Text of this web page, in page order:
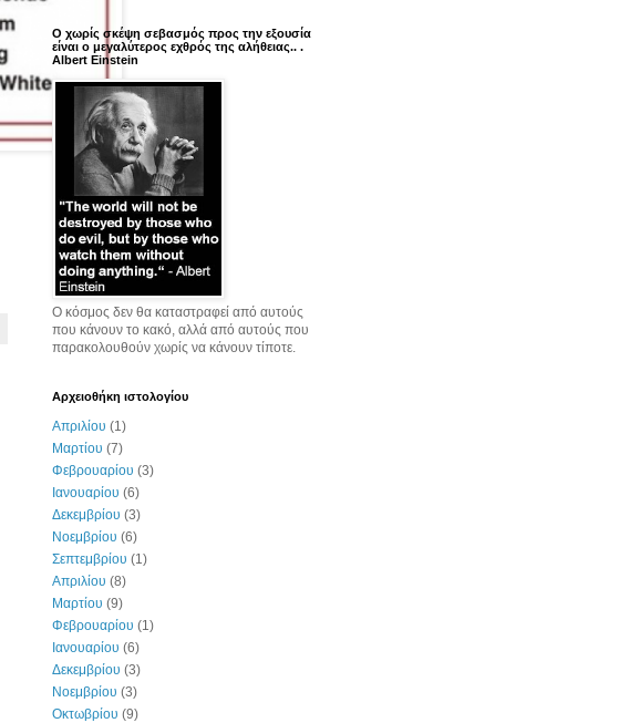
Ο χωρίς σκέψη σεβασμός προς την εξουσία
είναι ο μεγαλύτερος εχθρός της αλήθειας.. .
Albert Einstein
Ο κόσμος δεν θα καταστραφεί από αυτούς
που κάνουν το κακό, αλλά από αυτούς που
παρακολουθούν χωρίς να κάνουν τίποτε.
Αρχειοθήκη ιστολογίου
Απριλίου (1)
Μαρτίου (7)
Φεβρουαρίου (3)
Ιανουαρίου (6)
Δεκεμβρίου (3)
Νοεμβρίου (6)
Σεπτεμβρίου (1)
Απριλίου (8)
Μαρτίου (9)
Φεβρουαρίου (1)
Ιανουαρίου (6)
Δεκεμβρίου (3)
Νοεμβρίου (3)
Οκτωβρίου (9)